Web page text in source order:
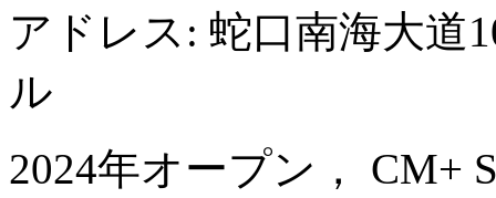
アドレス: 蛇口南海大道
ル
2024年オープン， CM+